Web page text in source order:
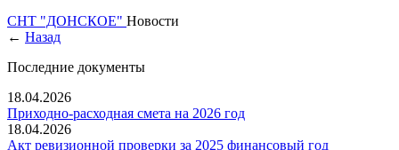
СНТ "ДОНСКОЕ" Новости
← Назад
Последние документы
18.04.2026
Приходно-расходная смета на 2026 год
18.04.2026
Акт ревизионной проверки за 2025 финансовый год